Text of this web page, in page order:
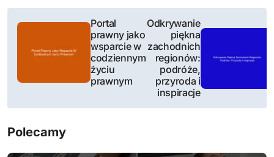
N
a
Portal
prawny jako
wsparcie w
codziennym
życiu
prawnym
Odkrywanie
piękna
zachodnich
regionów:
podróże,
przyroda i
inspiracje
Polecamy